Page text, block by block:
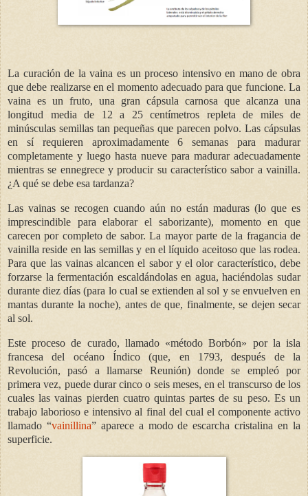
La curación de la vaina es un proceso intensivo en mano de obra
que debe realizarse en el momento adecuado para que funcione. La
vaina es un fruto, una gran cápsula carnosa que alcanza una
longitud media de 12 a 25 centímetros repleta de miles de
minúsculas semillas tan pequeñas que parecen polvo. Las cápsulas
en sí requieren aproximadamente 6 semanas para madurar
completamente y luego hasta nueve para madurar adecuadamente
mientras se ennegrece y producir su característico sabor a vainilla.
¿A qué se debe esa tardanza?
Las vainas se recogen cuando aún no están maduras (lo que es
imprescindible para elaborar el saborizante), momento en que
carecen por completo de sabor. La mayor parte de la fragancia de
vainilla reside en las semillas y en el líquido aceitoso que las rodea.
Para que las vainas alcancen el sabor y el olor característico, debe
forzarse la fermentación escaldándolas en agua, haciéndolas sudar
durante diez días (para lo cual se extienden al sol y se envuelven en
mantas durante la noche), antes de que, finalmente, se dejen secar
al sol.
Este proceso de curado, llamado «método Borbón» por la isla
francesa del océano Índico (que, en 1793, después de la
Revolución, pasó a llamarse Reunión) donde se empleó por
primera vez, puede durar cinco o seis meses, en el transcurso de los
cuales las vainas pierden cuatro quintas partes de su peso. Es un
trabajo laborioso e intensivo al final del cual el componente activo
llamado “vainillina” aparece a modo de escarcha cristalina en la
superficie.